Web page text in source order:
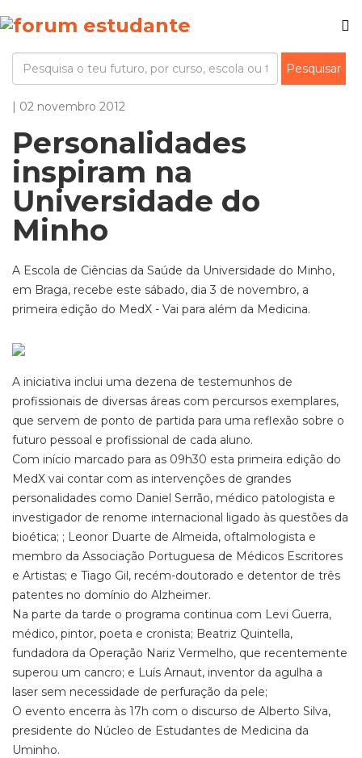
| 02 novembro 2012
Personalidades
inspiram na
Universidade do
Minho
A Escola de Ciências da Saúde da Universidade do Minho,
em Braga, recebe este sábado, dia 3 de novembro, a
primeira edição do MedX - Vai para além da Medicina.
A iniciativa inclui uma dezena de testemunhos de
profissionais de diversas áreas com percursos exemplares,
que servem de ponto de partida para uma reflexão sobre o
futuro pessoal e profissional de cada aluno.
Com início marcado para as 09h30 esta primeira edição do
MedX vai contar com as intervenções de grandes
personalidades como Daniel Serrão, médico patologista e
investigador de renome internacional ligado às questões da
bioética; ; Leonor Duarte de Almeida, oftalmologista e
membro da Associação Portuguesa de Médicos Escritores
e Artistas; e Tiago Gil, recém-doutorado e detentor de três
patentes no domínio do Alzheimer.
Na parte da tarde o programa continua com Levi Guerra,
médico, pintor, poeta e cronista; Beatriz Quintella,
fundadora da Operação Nariz Vermelho, que recentemente
superou um cancro; e Luís Arnaut, inventor da agulha a
laser sem necessidade de perfuração da pele;
O evento encerra às 17h com o discurso de Alberto Silva,
presidente do Núcleo de Estudantes de Medicina da
Uminho.